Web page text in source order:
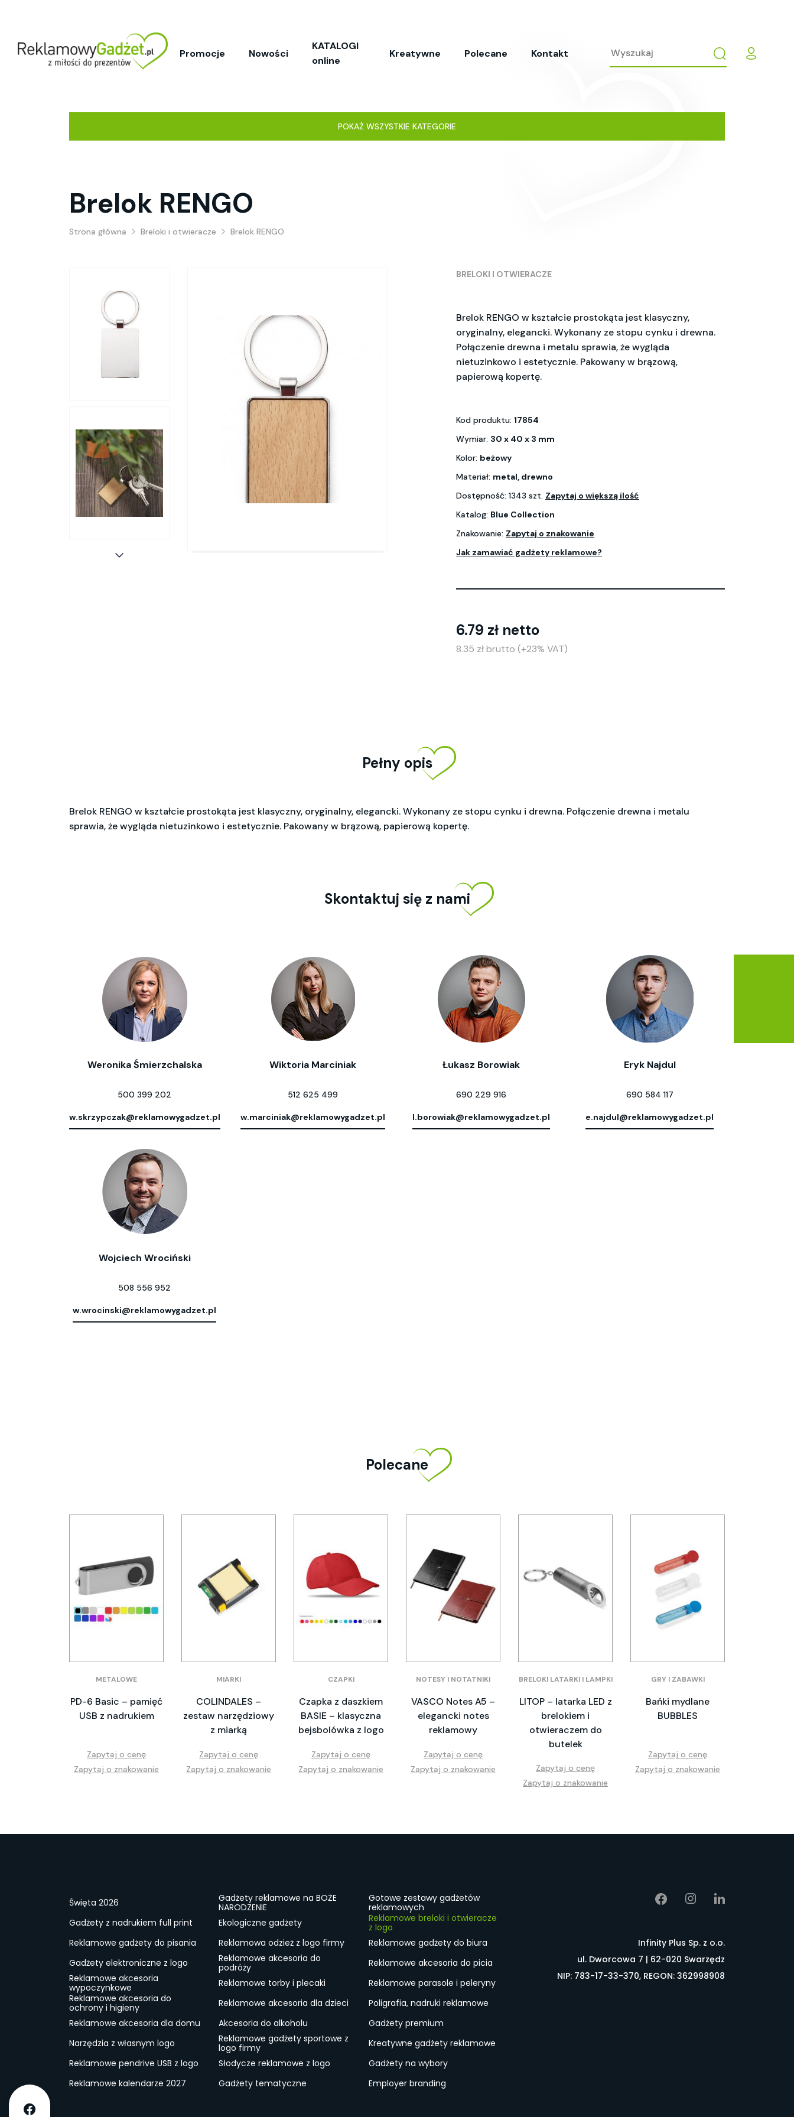
Promocje Nowości
KATALOGI
online
Kreatywne Polecane Kontakt
POKAŻ WSZYSTKIE KATEGORIE
Brelok RENGO
Strona główna Breloki i otwieracze Brelok RENGO
BRELOKI I OTWIERACZE
Brelok RENGO w kształcie prostokąta jest klasyczny,
oryginalny, elegancki. Wykonany ze stopu cynku i drewna.
Połączenie drewna i metalu sprawia, że wygląda
nietuzinkowo i estetycznie. Pakowany w brązową,
papierową kopertę.
Kod produktu: 17854
Wymiar: 30 x 40 x 3 mm
Kolor: beżowy
Materiał: metal, drewno
Dostępność: 1343 szt. Zapytaj o większą ilość
Katalog: Blue Collection
Znakowanie: Zapytaj o znakowanie
Jak zamawiać gadżety reklamowe?
6.79 zł netto
8.35 zł brutto (+23% VAT)
Pełny opis
Brelok RENGO w kształcie prostokąta jest klasyczny, oryginalny, elegancki. Wykonany ze stopu cynku i drewna. Połączenie drewna i metalu
sprawia, że wygląda nietuzinkowo i estetycznie. Pakowany w brązową, papierową kopertę.
Skontaktuj się z nami
Weronika Śmierzchalska
500 399 202
w.skrzypczak@reklamowygadzet.pl
Wiktoria Marciniak
512 625 499
w.marciniak@reklamowygadzet.pl
Łukasz Borowiak
690 229 916
l.borowiak@reklamowygadzet.pl
Eryk Najdul
690 584 117
e.najdul@reklamowygadzet.pl
Wojciech Wrociński
508 556 952
w.wrocinski@reklamowygadzet.pl
Polecane
METALOWE
PD-6 Basic – pamięć
USB z nadrukiem
Zapytaj o cenę
Zapytaj o znakowanie
MIARKI
COLINDALES –
zestaw narzędziowy
z miarką
Zapytaj o cenę
Zapytaj o znakowanie
CZAPKI
Czapka z daszkiem
BASIE – klasyczna
bejsbolówka z logo
Zapytaj o cenę
Zapytaj o znakowanie
NOTESY I NOTATNIKI
VASCO Notes A5 –
elegancki notes
reklamowy
Zapytaj o cenę
Zapytaj o znakowanie
BRELOKI LATARKI I LAMPKI
LITOP – latarka LED z
brelokiem i
otwieraczem do
butelek
Zapytaj o cenę
Zapytaj o znakowanie
GRY I ZABAWKI
Bańki mydlane
BUBBLES
Zapytaj o cenę
Zapytaj o znakowanie
Święta 2026
Gadżety reklamowe na BOŻE
NARODZENIE
Gotowe zestawy gadżetów
reklamowych
Gadżety z nadrukiem full print
Ekologiczne gadżety
Reklamowe breloki i otwieracze
z logo
Reklamowe gadżety do pisania
Reklamowa odzież z logo firmy
Reklamowe gadżety do biura
Gadżety elektroniczne z logo
Reklamowe akcesoria do
podróży
Reklamowe akcesoria do picia
Reklamowe akcesoria
wypoczynkowe
Reklamowe torby i plecaki
Reklamowe parasole i peleryny
Reklamowe akcesoria do
ochrony i higieny
Reklamowe akcesoria dla dzieci
Poligrafia, nadruki reklamowe
Reklamowe akcesoria dla domu
Akcesoria do alkoholu
Gadżety premium
Narzędzia z własnym logo
Reklamowe gadżety sportowe z
logo firmy
Kreatywne gadżety reklamowe
Reklamowe pendrive USB z logo
Słodycze reklamowe z logo
Gadżety na wybory
Reklamowe kalendarze 2027
Gadżety tematyczne Employer branding
Infinity Plus Sp. z o.o.
ul. Dworcowa 7 | 62-020 Swarzędz
NIP: 783-17-33-370, REGON: 362998908